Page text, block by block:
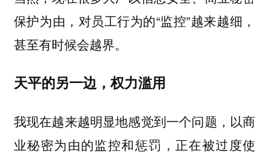
保护为由，对员工行为的“监控”越来越细，
甚至有时候会越界。
天平的另一边，权力滥用
我现在越来越明显地感觉到一个问题，以商
业秘密为由的监控和惩罚，正在被过度使